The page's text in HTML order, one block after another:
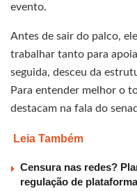
evento.
Antes de sair do palco,
trabalhar tanto para
seguida, desceu da
Para entender melhor o
destacam na fala do
Leia Também
Censura nas redes?
regulação de